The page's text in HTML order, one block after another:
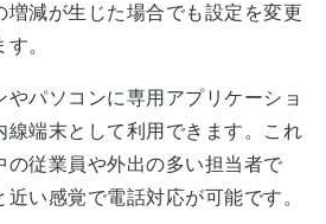
増減が生じた場合でも設定を変更
。
やパソコンに専用アプリケーショ
線端末として利用できます。これ
の従業員や外出の多い担当者で
い感覚で電話対応が可能です。